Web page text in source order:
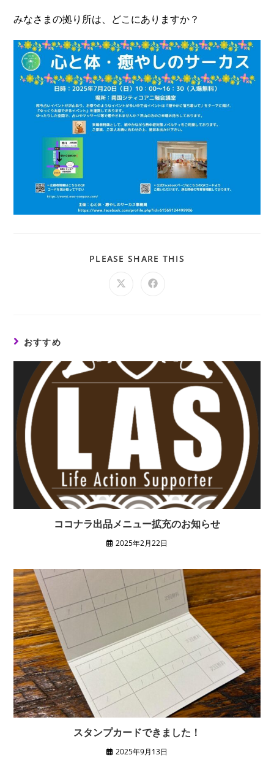
みなさまの拠り所は、どこにありますか？
PLEASE SHARE THIS
おすすめ
ココナラ出品メニュー拡充のお知らせ
2025年2月22日
スタンプカードできました！
2025年9月13日